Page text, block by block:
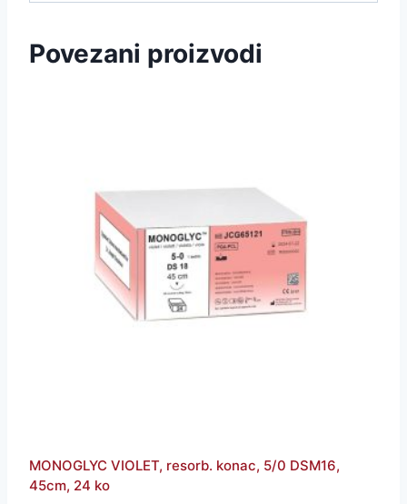
Povezani proizvodi
MONOGLYC VIOLET, resorb. konac, 5/0 DSM16,
45cm, 24 ko